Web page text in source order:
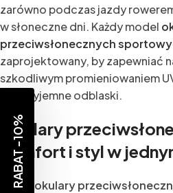
zarówno podczas jazdy
w słoneczne dni. Każdy model
przeciwsłonecznych
zaprojektowany, by zapewniać
szkodliwym promieniowaniem
nieprzyjemne odblaski.
Okulary
komfort i styl w
Nasze okulary
RABAT -10%